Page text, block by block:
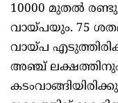
10000 മുതല്‍
വായ്പയും. 75
വായ്പ
അഞ്ച്